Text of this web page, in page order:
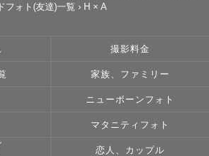
ドフォト(友達)一覧 › H × A
撮影料金
家族、ファミリー
ニューボーンフォト
マタニティフォト
恋人、カップル